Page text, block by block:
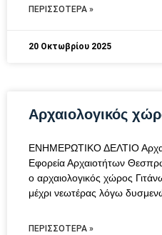
ΠΕΡΙΣΣΌΤΕΡΑ »
20 Οκτωβρίου 2025
Αρχαιολογικός
ΕΝΗΜΕΡΩΤΙΚΟ ΔΕΛΤΙΟ
Εφορεία Αρχαιοτήτων
ο αρχαιολογικός χώρος
μέχρι νεωτέρας λόγω
ΠΕΡΙΣΣΌΤΕΡΑ »